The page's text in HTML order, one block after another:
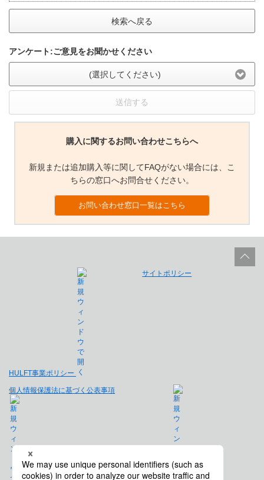
検索へ戻る
アンケート:ご意見をお聞かせください
(選択してください)
送信する
購入に関するお問い合わせこちらへ
新規または追加購入等に関してFAQがない場合には、こ
ちらの窓口へお問合せください。
お問い合わせ窓口一覧はこちら
HULFT事業ポリシー
サイトポリシー
個人情報保護法に基づく公表事項